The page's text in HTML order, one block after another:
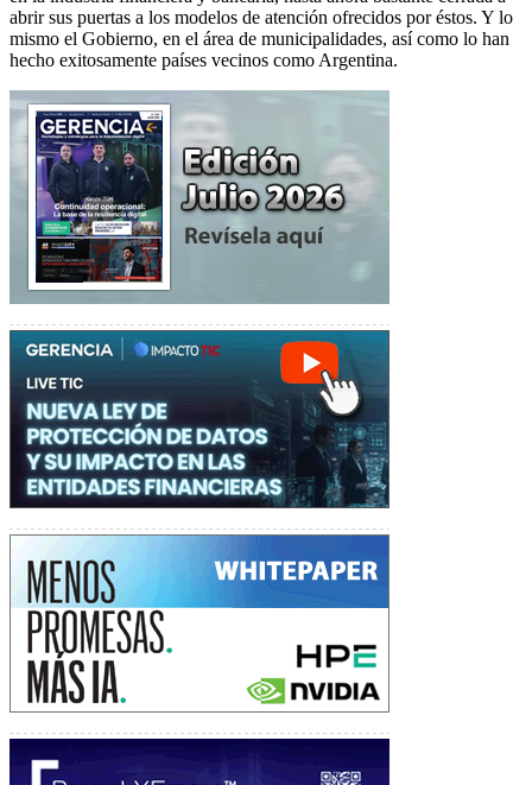
abrir sus puertas a los modelos de atención ofrecidos por éstos. Y lo
mismo el Gobierno, en el área de municipalidades, así como lo han
hecho exitosamente países vecinos como Argentina.